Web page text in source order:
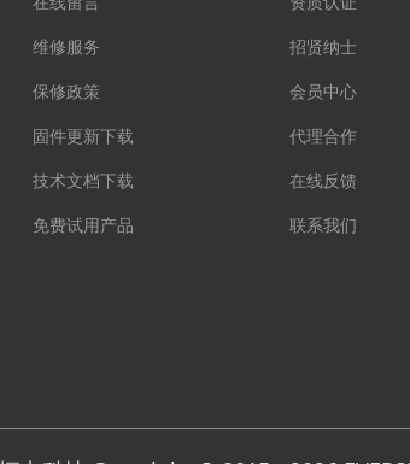
维修服务
保修政策
固件更新下载
技术文档下载
免费试用产品
招贤纳士
会员中心
代理合作
在线反馈
联系我们